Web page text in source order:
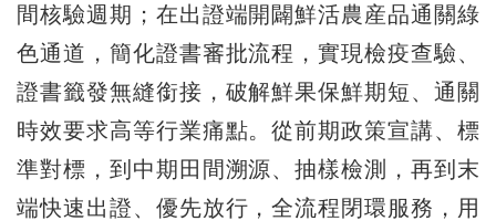
間核驗週期；在出證端開闢鮮活農産品通關綠
色通道，簡化證書審批流程，實現檢疫查驗、
證書籤發無縫銜接，破解鮮果保鮮期短、通關
時效要求高等行業痛點。從前期政策宣講、標
準對標，到中期田間溯源、抽樣檢測，再到末
端快速出證、優先放行，全流程閉環服務，用